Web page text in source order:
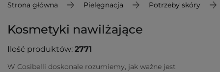
Strona główna Pielęgnacja Potrzeby skóry
Kosmetyki nawilżające
Ilość produktów: 2771
W Cosibelli doskonale rozumiemy, jak ważne jest